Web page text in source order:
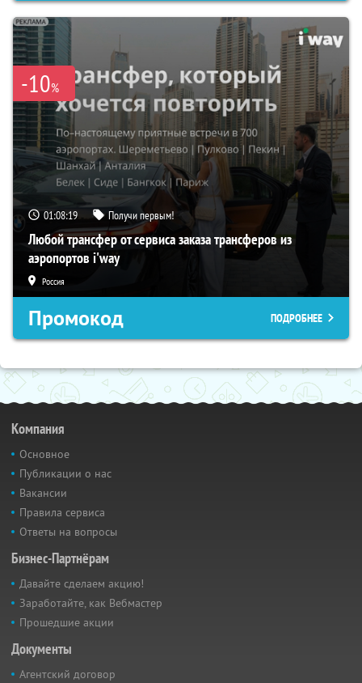
-10%
01:08:18 Получи первым!
Любой трансфер от сервиса заказа трансферов из
аэропортов i'way
Россия
Промокод ПОДРОБНЕЕ
Компания
Основное
Публикации о нас
Вакансии
Правила сервиса
Ответы на вопросы
Бизнес-Партнёрам
Давайте сделаем акцию!
Заработайте, как Вебмастер
Прошедшие акции
Документы
Агентский договор